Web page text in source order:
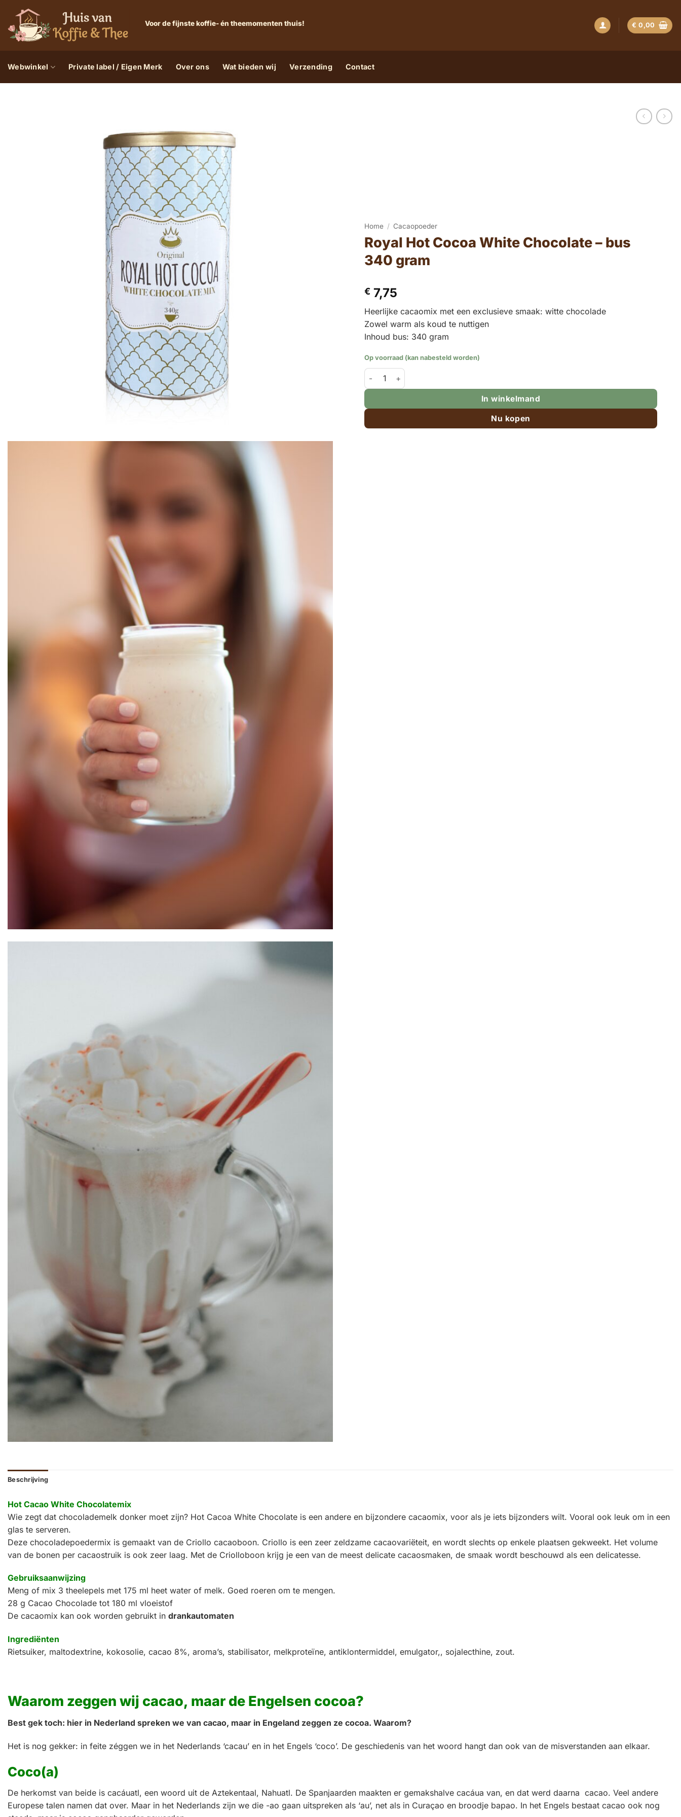
naar
inhoud
Voor de fijnste koffie- én theemomenten thuis! € 0,00
Webwinkel Private label / Eigen Merk Over ons Wat bieden wij Verzending Contact
Home / Cacaopoeder
Royal Hot Cocoa White Chocolate – bus
340 gram
€ 7,75
Heerlijke cacaomix met een exclusieve smaak: witte chocolade
Zowel warm als koud te nuttigen
Inhoud bus: 340 gram
Op voorraad (kan nabesteld worden)
Royal Hot Cocoa White Chocolate – bus 340 gram aantal
In winkelmand
Nu kopen
Beschrijving
Hot Cacao White Chocolatemix
Wie zegt dat chocolademelk donker moet zijn? Hot Cacoa White Chocolate is een andere en bijzondere cacaomix, voor als je iets bijzonders wilt. Vooral ook leuk om in een
glas te serveren.
Deze chocoladepoedermix is gemaakt van de Criollo cacaoboon. Criollo is een zeer zeldzame cacaovariëteit, en wordt slechts op enkele plaatsen gekweekt. Het volume
van de bonen per cacaostruik is ook zeer laag. Met de Criolloboon krijg je een van de meest delicate cacaosmaken, de smaak wordt beschouwd als een delicatesse.
Gebruiksaanwijzing
Meng of mix 3 theelepels met 175 ml heet water of melk. Goed roeren om te mengen.
28 g Cacao Chocolade tot 180 ml vloeistof
De cacaomix kan ook worden gebruikt in drankautomaten
Ingrediënten
Rietsuiker, maltodextrine, kokosolie, cacao 8%, aroma’s, stabilisator, melkproteïne, antiklontermiddel, emulgator,, sojalecthine, zout.
Waarom zeggen wij cacao, maar de Engelsen cocoa?
Best gek toch: hier in Nederland spreken we van cacao, maar in Engeland zeggen ze cocoa. Waarom?
Het is nog gekker: in feite zéggen we in het Nederlands ‘cacau’ en in het Engels ‘coco’. De geschiedenis van het woord hangt dan ook van de misverstanden aan elkaar.
Coco(a)
De herkomst van beide is cacáuatl, een woord uit de Aztekentaal, Nahuatl. De Spanjaarden maakten er gemakshalve cacáua van, en dat werd daarna cacao. Veel andere
Europese talen namen dat over. Maar in het Nederlands zijn we die -ao gaan uitspreken als ‘au’, net als in Curaçao en broodje bapao. In het Engels bestaat cacao ook nog